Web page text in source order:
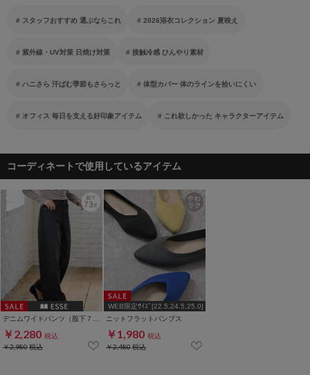
スタッフおすすめ 選ぶならこれ 2026浴衣コレクション 夏映え
紫外線・UV対策 日焼け対策 接触冷感 ひんやり素材
ハニさら 汗ばむ季節もさらっと 体型カバー 体のラインを拾いにくい
オフィス 毎日を支える好印象アイテム これ欲しかった キャラクターアイテム
コーディネートで使用しているアイテム
￥2,280 税込
￥2,980税込
WEB限定ｻｲｽﾞ[22.5,24.5,25.0]
ニットフラットパンプス
￥1,980 税込
￥2,480税込